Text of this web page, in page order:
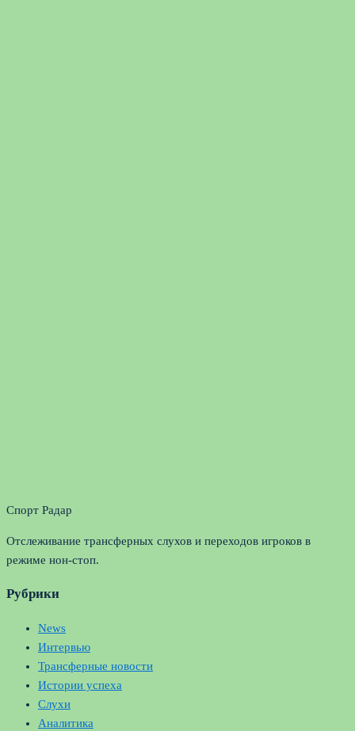
Спорт Радар
Отслеживание трансферных слухов и переходов игроков в
режиме нон-стоп.
Рубрики
News
Интервью
Трансферные новости
Истории успеха
Слухи
Аналитика